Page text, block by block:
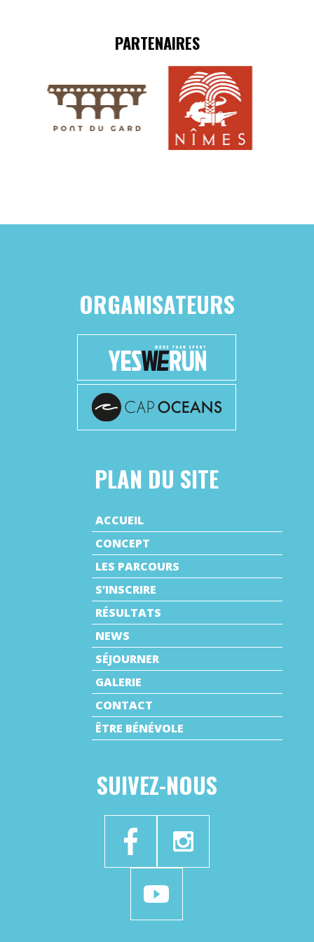
PARTENAIRES
ORGANISATEURS
PLAN DU SITE
ACCUEIL
CONCEPT
LES PARCOURS
S’INSCRIRE
RÉSULTATS
NEWS
SÉJOURNER
GALERIE
CONTACT
ÊTRE BÉNÉVOLE
SUIVEZ-NOUS